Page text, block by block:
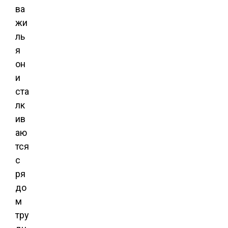
ва
жи
ль
я
он
и
ста
лк
ив
аю
тся
с
ря
до
м
тру